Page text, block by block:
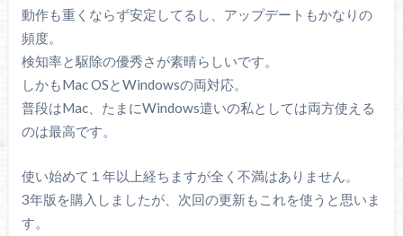
動作も重くならず安定してるし、アップデートもかなりの
頻度。
検知率と駆除の優秀さが素晴らしいです。
しかもMac OSとWindowsの両対応。
普段はMac、たまにWindows遣いの私としては両方使える
のは最高です。
使い始めて１年以上経ちますが全く不満はありません。
3年版を購入しましたが、次回の更新もこれを使うと思いま
す。